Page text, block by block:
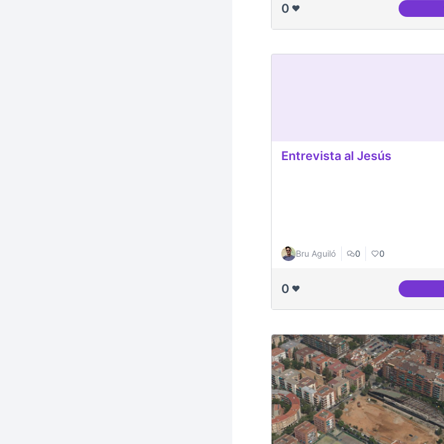
0 ❤️
Entrevista al Jesús
Bru Aguiló 0 0
0 ❤️